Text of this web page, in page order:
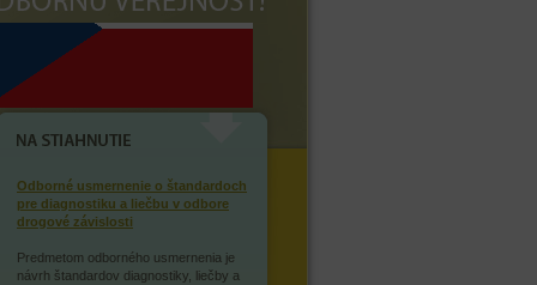
NA STIAHNUTIE
Odborné usmernenie o štandardoch
pre diagnostiku a liečbu v odbore
drogové závislosti
Predmetom odborného usmernenia je
návrh štandardov diagnostiky, liečby a